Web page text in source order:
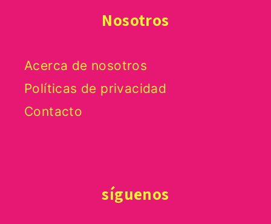
Nosotros
Acerca de nosotros
Políticas de privacidad
Contacto
síguenos